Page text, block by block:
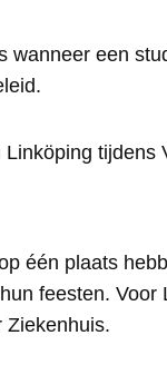
wanneer een
één plaats
feesten. Voor
Ziekenhuis.